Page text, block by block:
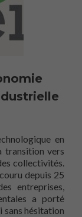
en
transition vers
collectivités.
depuis 25
entreprises,
a porté
sans hésitation